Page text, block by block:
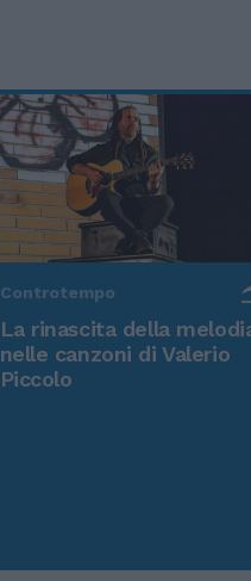
Controtempo
La rinascita della
nelle canzoni di Valerio
Piccolo